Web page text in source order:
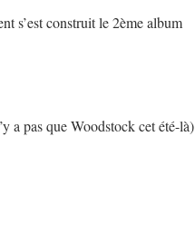
s’est construit le 2ème album
a pas que Woodstock cet été-là)